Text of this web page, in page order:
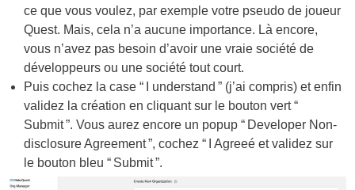
ce que vous voulez, par exemple votre pseudo de joueur
Quest. Mais, cela n’a aucune importance. Là encore,
vous n’avez pas besoin d’avoir une vraie société de
développeurs ou une société tout court.
Puis cochez la case “ I understand ” (j’ai compris) et enfin
validez la création en cliquant sur le bouton vert “
Submit ”. Vous aurez encore un popup “ Developer Non-
disclosure Agreement ”, cochez “ I Agreeé et validez sur
le bouton bleu “ Submit ”.